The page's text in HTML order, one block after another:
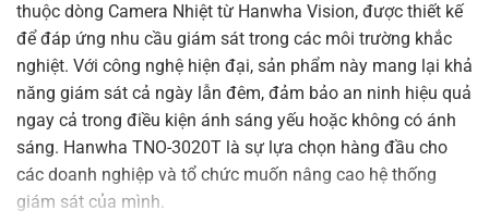
thuộc dòng Camera Nhiệt từ Hanwha Vision, được thiết kế
để đáp ứng nhu cầu giám sát trong các môi trường khắc
nghiệt. Với công nghệ hiện đại, sản phẩm này mang lại khả
năng giám sát cả ngày lẫn đêm, đảm bảo an ninh hiệu quả
ngay cả trong điều kiện ánh sáng yếu hoặc không có ánh
sáng. Hanwha TNO-3020T là sự lựa chọn hàng đầu cho
các doanh nghiệp và tổ chức muốn nâng cao hệ thống
giám sát của mình.